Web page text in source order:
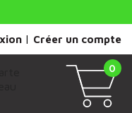
| Créer un compte
0